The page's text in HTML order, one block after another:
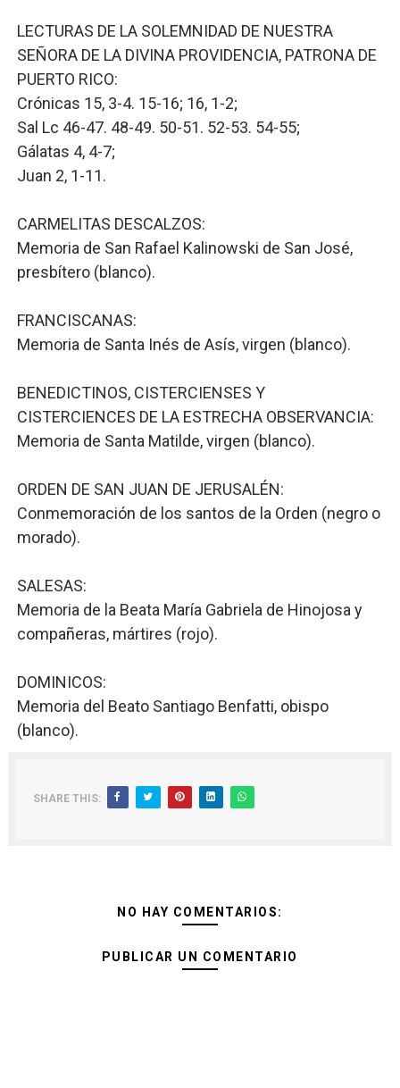
LECTURAS DE LA SOLEMNIDAD DE NUESTRA
SEÑORA DE LA DIVINA PROVIDENCIA, PATRONA DE
PUERTO RICO:
Crónicas 15, 3-4. 15-16; 16, 1-2;
Sal Lc 46-47. 48-49. 50-51. 52-53. 54-55;
Gálatas 4, 4-7;
Juan 2, 1-11.
CARMELITAS DESCALZOS:
Memoria de San Rafael Kalinowski de San José,
presbítero (blanco).
FRANCISCANAS:
Memoria de Santa Inés de Asís, virgen (blanco).
BENEDICTINOS, CISTERCIENSES Y
CISTERCIENCES DE LA ESTRECHA OBSERVANCIA:
Memoria de Santa Matilde, virgen (blanco).
ORDEN DE SAN JUAN DE JERUSALÉN:
Conmemoración de los santos de la Orden (negro o
morado).
SALESAS:
Memoria de la Beata María Gabriela de Hinojosa y
compañeras, mártires (rojo).
DOMINICOS:
Memoria del Beato Santiago Benfatti, obispo
(blanco).
SHARE THIS:
NO HAY COMENTARIOS:
PUBLICAR UN COMENTARIO